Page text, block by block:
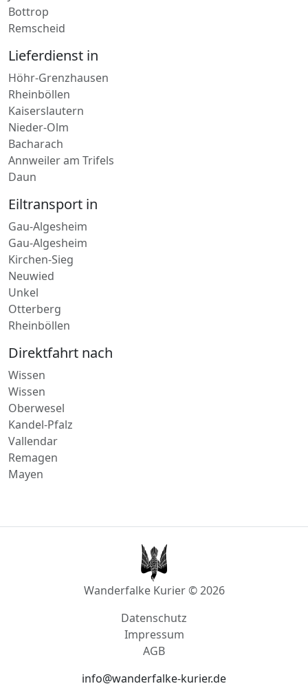
Jena
Bottrop
Lieferdienst in
Höhr-Grenzhausen
Rheinböllen
Kaiserslautern
Nieder-Olm
Bacharach
Annweiler am Trifels
Eiltransport in
Gau-Algesheim
Gau-Algesheim
Kirchen-Sieg
Neuwied
Unkel
Otterberg
Direktfahrt nach
Wissen
Wissen
Oberwesel
Kandel-Pfalz
Vallendar
Remagen
Datenschutz
Impressum